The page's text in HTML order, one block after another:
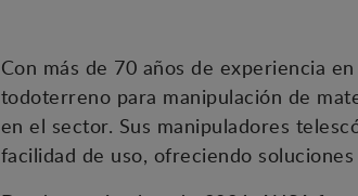
Con más de 70 años de experiencia
todoterreno para manipulación de
en el sector. Sus manipuladores
facilidad de uso, ofreciendo